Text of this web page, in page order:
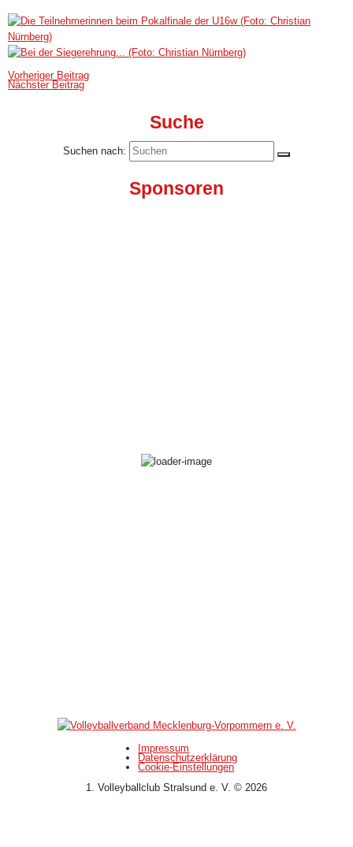
Vorheriger Beitrag
Nächster Beitrag
Suche
Suchen nach:
Sponsoren
Impressum
Datenschutzerklärung
Cookie-Einstellungen
1. Volleyballclub Stralsund e. V. © 2026